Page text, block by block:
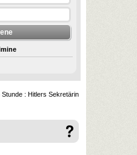
: Hitlers Sekretärin